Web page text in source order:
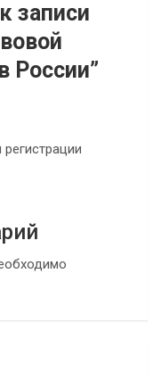
записи
России”